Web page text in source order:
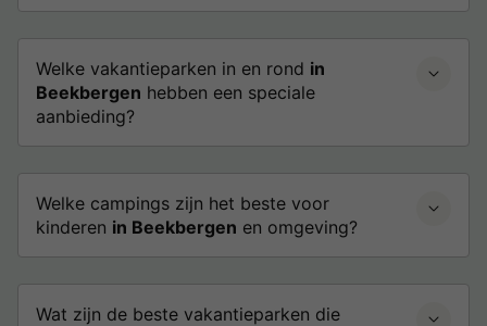
Welke vakantieparken in en rond in
Beekbergen hebben een speciale
aanbieding?
Welke campings zijn het beste voor
kinderen in Beekbergen en omgeving?
Wat zijn de beste vakantieparken die